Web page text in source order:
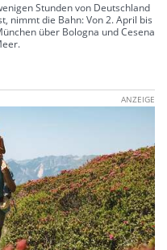
Stunden von Deutschland
nimmt die Bahn: Von 2. April bis
über Bologna und Cesena
ANZEIGE